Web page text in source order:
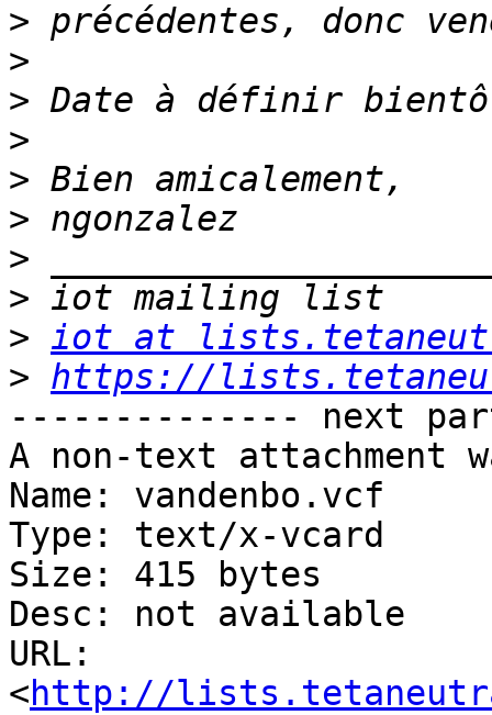
>
>
>
>
>
>
>
>
> iot at
> https://
-------------- next
A non-text attachment
Name: vandenbo.vcf
Type: text/x-vcard
Size: 415 bytes
Desc: not available
URL:
<http://